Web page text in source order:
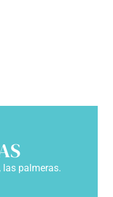
las palmeras.